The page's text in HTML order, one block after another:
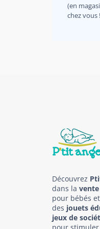
(en
chez vous
Découvrez
dans la
pour bébés
des jouets
jeux de